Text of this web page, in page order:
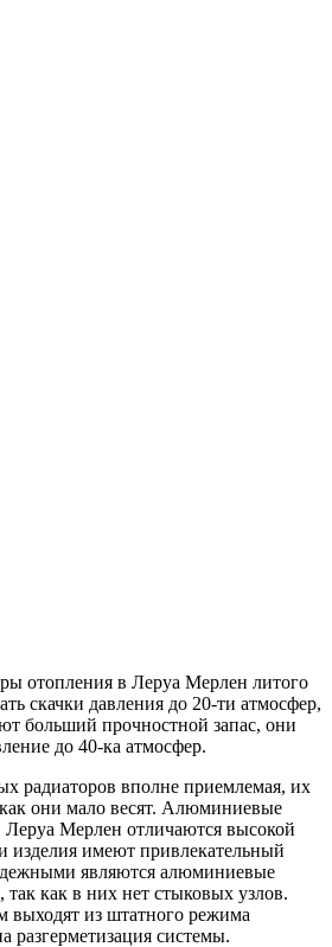
отопления в Леруа Мерлен литого
скачки давления до 20-ти атмосфер,
больший прочностной запас, они
до 40-ка атмосфер.
радиаторов вполне приемлемая, их
они мало весят. Алюминиевые
Леруа Мерлен отличаются высокой
изделия имеют привлекательный
являются алюминиевые
так как в них нет стыковых узлов.
выходят из штатного режима
разгерметизация системы.